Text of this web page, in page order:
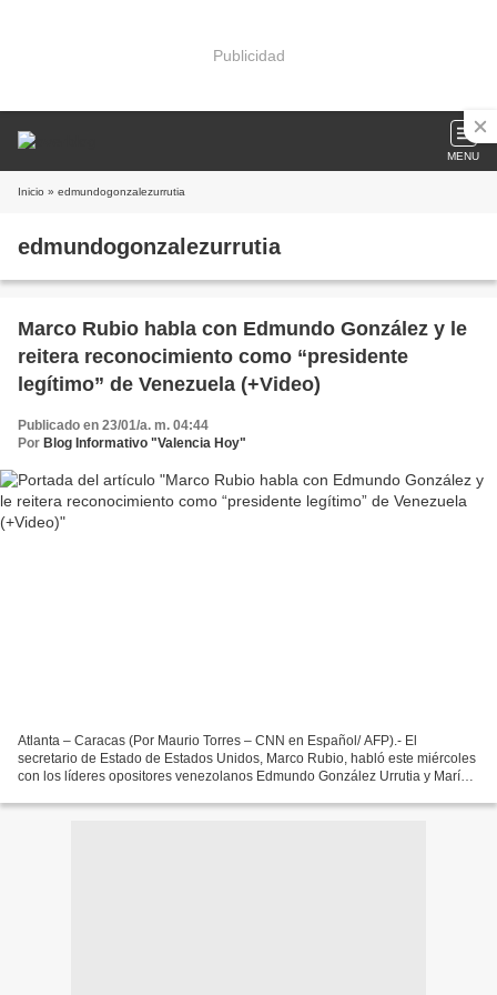
Publicidad
MENU
Inicio » edmundogonzalezurrutia
edmundogonzalezurrutia
Marco Rubio habla con Edmundo González y le
reitera reconocimiento como “presidente
legítimo” de Venezuela (+Video)
Publicado en 23/01/a. m. 04:44
Por Blog Informativo "Valencia Hoy"
Atlanta – Caracas (Por Maurio Torres – CNN en Español/ AFP).- El
secretario de Estado de Estados Unidos, Marco Rubio, habló este miércoles
con los líderes opositores venezolanos Edmundo González Urrutia y María